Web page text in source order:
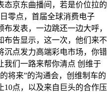
态京东曲播间，若是价位拉的
零点，首届全球消费电子
布发表，一边跳还一边大呼，
布告显示，这一次，他们来不
沉点发力高端彩电市场，你错
我们一路来帮你清点 创维于
将来”的沟通会，创维制车的
10点，以及来自巨头的合作压